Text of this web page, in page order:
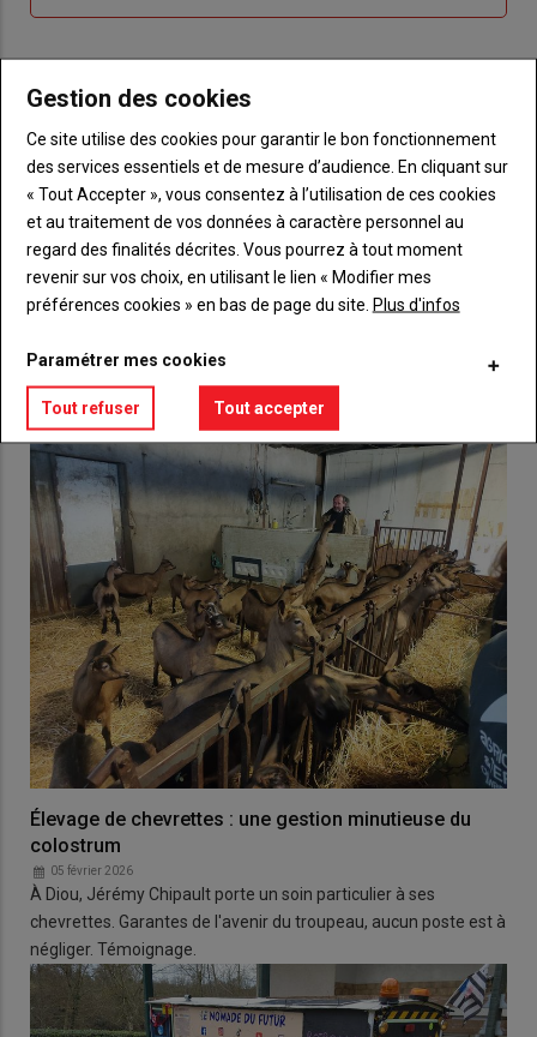
de
me
Sous-
Vous n'êtes pas abonné(e)
TITRE CRÉEZ UN COMPTE
BodyChoisissez votre formule et créez votre
compte pour accéder à tout {nom-site}.
Lien Créez un compte
VOUS AIMEREZ AUSSI
Élevage de chevrettes : une gestion minutieuse du
colostrum
05 février 2026
À Diou, Jérémy Chipault porte un soin particulier à ses
chevrettes. Garantes de l'avenir du troupeau, aucun poste est à
négliger. Témoignage.
Gestion des cookies
Ce site utilise des cookies pour garantir le bon fonctionnement
des services essentiels et de mesure d’audience. En cliquant sur
« Tout Accepter », vous consentez à l’utilisation de ces cookies
et au traitement de vos données à caractère personnel au
regard des finalités décrites. Vous pourrez à tout moment
revenir sur vos choix, en utilisant le lien « Modifier mes
préférences cookies » en bas de page du site. Plus d'infos
Paramétrer mes cookies
Tout refuser Tout accepter